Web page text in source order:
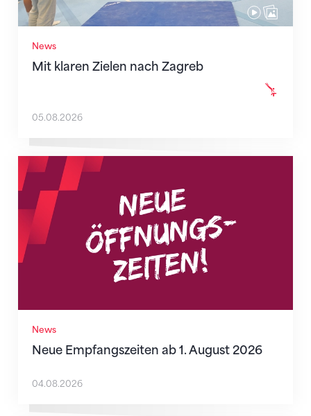
News
Mit klaren Zielen nach Zagreb
05.08.2026
News
Neue Empfangszeiten ab 1. August 2026
Neue Empfangszeiten ab 1. August 2026
04.08.2026